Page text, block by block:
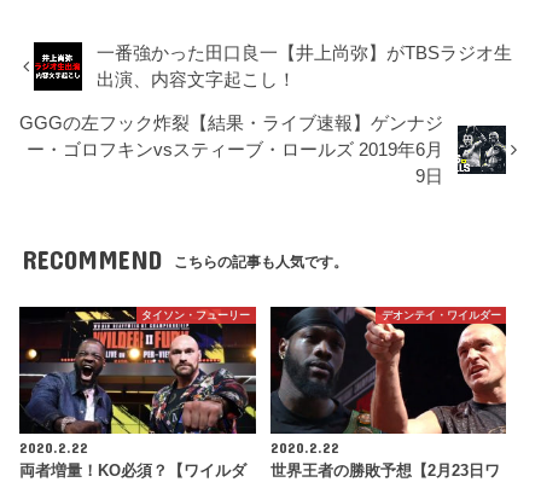
一番強かった田口良一【井上尚弥】がTBSラジオ生
出演、内容文字起こし！
GGGの左フック炸裂【結果・ライブ速報】ゲンナジ
ー・ゴロフキンvsスティーブ・ロールズ 2019年6月
9日
RECOMMEND こちらの記事も人気です。
タイソン・フューリー
2020.2.22
両者増量！KO必須？【ワイルダ
デオンテイ・ワイルダー
2020.2.22
世界王者の勝敗予想【2月23日ワ